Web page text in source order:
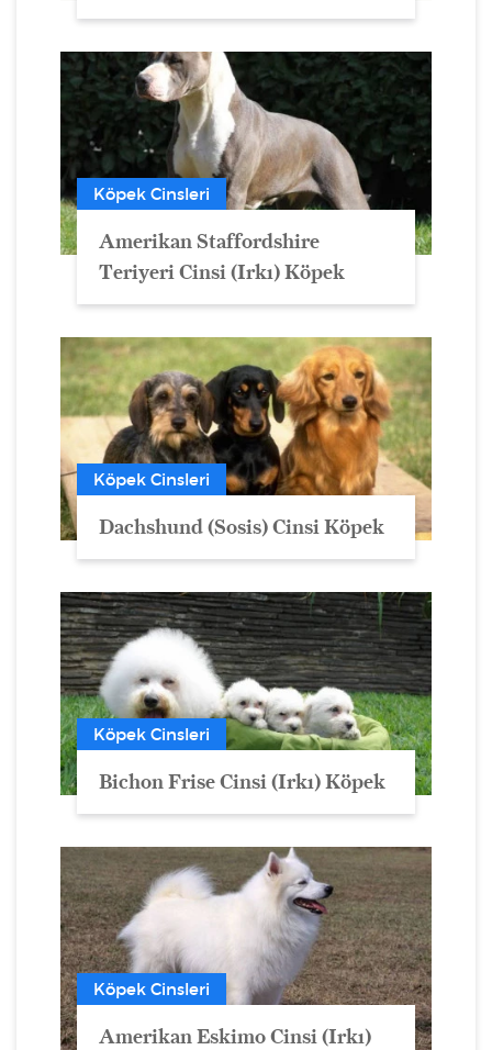
Köpek Cinsleri
Amerikan Staffordshire
Teriyeri Cinsi (Irkı) Köpek
Köpek Cinsleri
Dachshund (Sosis) Cinsi Köpek
Köpek Cinsleri
Bichon Frise Cinsi (Irkı) Köpek
Köpek Cinsleri
Amerikan Eskimo Cinsi (Irkı)